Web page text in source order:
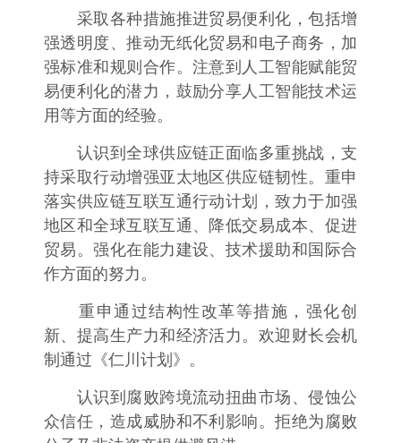
采取各种措施推进贸易便利化，包括增
强透明度、推动无纸化贸易和电子商务，加
强标准和规则合作。注意到人工智能赋能贸
易便利化的潜力，鼓励分享人工智能技术运
用等方面的经验。
认识到全球供应链正面临多重挑战，支
持采取行动增强亚太地区供应链韧性。重申
落实供应链互联互通行动计划，致力于加强
地区和全球互联互通、降低交易成本、促进
贸易。强化在能力建设、技术援助和国际合
作方面的努力。
重申通过结构性改革等措施，强化创
新、提高生产力和经济活力。欢迎财长会机
制通过《仁川计划》。
认识到腐败跨境流动扭曲市场、侵蚀公
众信任，造成威胁和不利影响。拒绝为腐败